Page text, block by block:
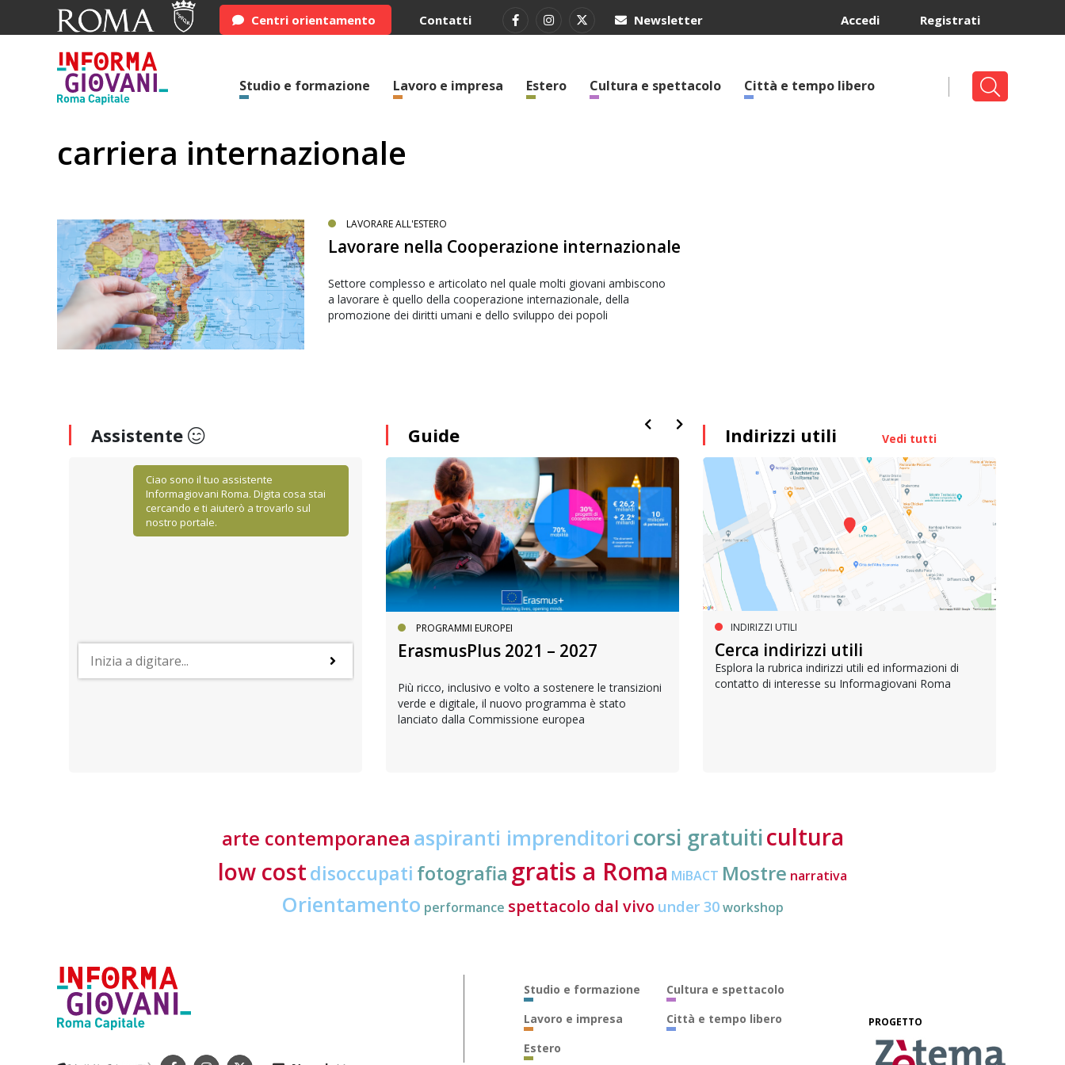
Centri orientamento Contatti Newsletter Registrati
Accedi
Studio e formazione Lavoro e impresa Estero Cultura e spettacolo Città e tempo libero
carriera internazionale
LAVORARE ALL'ESTERO
Lavorare nella Cooperazione internazionale
Settore complesso e articolato nel quale molti giovani ambiscono
a lavorare è quello della cooperazione internazionale, della
promozione dei diritti umani e dello sviluppo dei popoli
Assistente
Ciao sono il tuo assistente
Informagiovani Roma. Digita cosa stai
cercando e ti aiuterò a trovarlo sul
nostro portale.
Guide
Il sistema universitario in Belgio
PROGRAMMI EUROPEI
ErasmusPlus 2021 – 2027
Più ricco, inclusivo e volto a sostenere le transizioni
verde e digitale, il nuovo programma è stato
lanciato dalla Commissione europea
PROGETTI EUROPEI
IMPEU – Improving inclusion in
EU
Indirizzi utili Vedi tutti
INDIRIZZI UTILI
Cerca indirizzi utili
Esplora la rubrica indirizzi utili ed informazioni di
contatto di interesse su Informagiovani Roma
arte contemporanea aspiranti imprenditori corsi gratuiticultura
low costdisoccupati fotografia gratis a Roma MiBACT Mostre narrativa
Orientamento performance spettacolo dal vivo under 30workshop
Studio e formazione
Lavoro e impresa
Estero
Cultura e spettacolo
Città e tempo libero
PROGETTO